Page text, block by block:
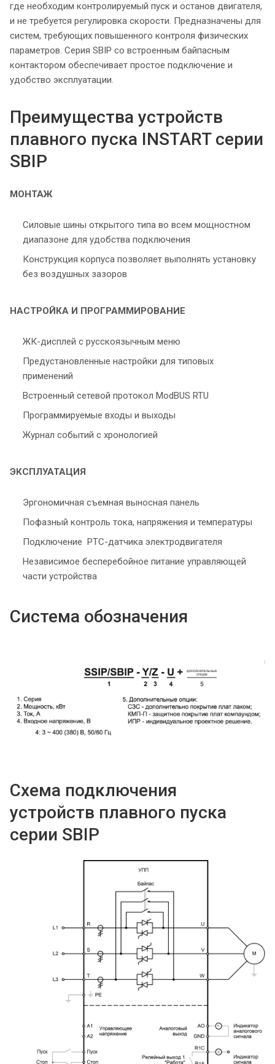
где необходим контролируемый пуск и останов двигателя,
и не требуется регулировка скорости. Предназначены для
систем, требующих повышенного контроля физических
параметров. Серия SBIP со встроенным байпасным
контактором обеспечивает простое подключение и
удобство эксплуатации.
Преимущества устройств
плавного пуска INSTART серии
SBIP
МОНТАЖ
Силовые шины открытого типа во всем мощностном
диапазоне для удобства подключения
Конструкция корпуса позволяет выполнять установку
без воздушных зазоров
НАСТРОЙКА И ПРОГРАММИРОВАНИЕ
ЖК-дисплей с русскоязычным меню
Предустановленные настройки для типовых
применений
Встроенный сетевой протокол ModBUS RTU
Программируемые входы и выходы
Журнал событий с хронологией
ЭКСПЛУАТАЦИЯ
Эргономичная съемная выносная панель
Пофазный контроль тока, напряжения и температуры
Подключение РТС-датчика электродвигателя
Независимое бесперебойное питание управляющей
части устройства
Система обозначения
Схема подключения
устройств плавного пуска
серии SBIP